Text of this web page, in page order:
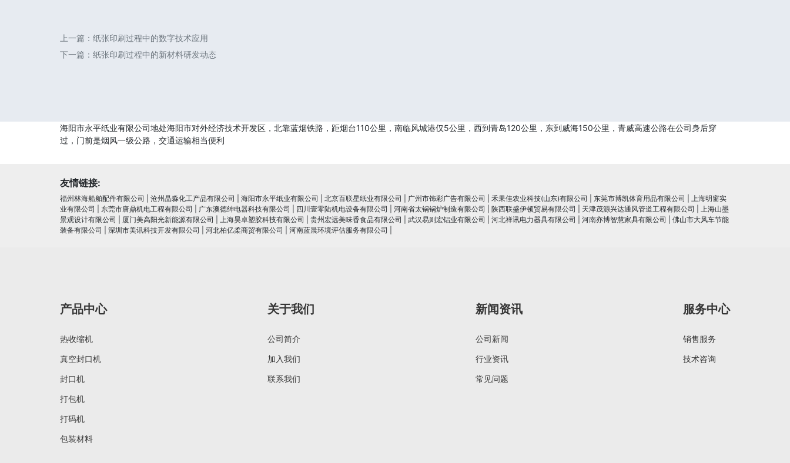
上一篇： 纸张印刷过程中的数字技术应用
下一篇： 纸张印刷过程中的新材料研发动态
海阳市永平纸业有限公司地处海阳市对外经济技术开发区，北靠蓝烟铁路，距烟台110公里，南临风城港仅5公里，西到青岛120公里，东到威海150公里，青威高速公路在公司身后穿
过，门前是烟风一级公路，交通运输相当便利
友情链接:
福州林海船舶配件有限公司 沧州晶淼化工产品有限公司 海阳市永平纸业有限公司 北京百联星纸业有限公司 广州市饰彩广告有限公司 禾果佳农业科技(山东)有限公司 东莞市博凯体育用品有限公司
上海明窗实
业有限公司
东莞市唐鼎机电工程有限公司 广东澳德绅电器科技有限公司 四川壹零陆机电设备有限公司 河南省太锅锅炉制造有限公司 陕西联盛伊顿贸易有限公司 天津茂源兴达通风管道工程有限公司
上海山墨
景观设计有限公司
厦门美高阳光新能源有限公司 上海昊卓塑胶科技有限公司 贵州宏远美味香食品有限公司 武汉易则宏铝业有限公司 河北祥讯电力器具有限公司 河南亦博智慧家具有限公司
佛山市大风车节能
装备有限公司
深圳市美讯科技开发有限公司 河北柏亿柔商贸有限公司 河南蓝晨环境评估服务有限公司
产品中心
热收缩机
真空封口机
封口机
打包机
打码机
包装材料
关于我们
公司简介
加入我们
联系我们
新闻资讯
公司新闻
行业资讯
常见问题
服务中心
销售服务
技术咨询